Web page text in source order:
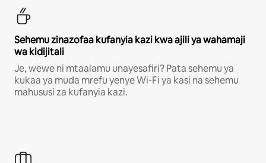
Sehemu zinazofaa kufanyia kazi kwa ajili ya wahamaji
wa kidijitali
Je, wewe ni mtaalamu unayesafiri? Pata sehemu ya
kukaa ya muda mrefu yenye Wi-Fi ya kasi na sehemu
mahususi za kufanyia kazi.